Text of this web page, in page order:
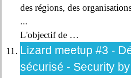
des régions, des
...
L'objectif de …
Lizard meetup #3 -
sécurisé - Security